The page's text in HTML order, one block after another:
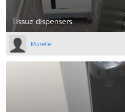
Tissue dispensers.
Marelle